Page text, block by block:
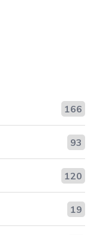
166
93
120
19